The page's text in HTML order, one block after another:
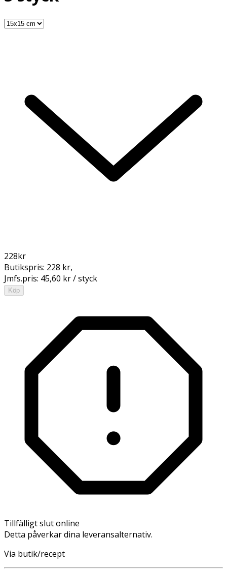
228kr
Butikspris: 228 kr,
Jmfs.pris: 45,60 kr / styck
Köp
Tillfälligt slut online
Detta påverkar dina leveransalternativ.
Via butik/recept